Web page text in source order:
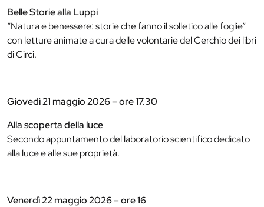
Belle Storie alla Luppi
“Natura e benessere: storie che fanno il solletico alle foglie”
con letture animate a cura delle volontarie del Cerchio dei libri
di Circi.
Giovedì 21 maggio 2026 – ore 17.30
Alla scoperta della luce
Secondo appuntamento del laboratorio scientifico dedicato
alla luce e alle sue proprietà.
Venerdì 22 maggio 2026 – ore 16